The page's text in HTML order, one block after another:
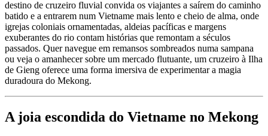
destino de cruzeiro fluvial convida os viajantes a saírem do caminho
batido e a entrarem num Vietname mais lento e cheio de alma, onde
igrejas coloniais ornamentadas, aldeias pacíficas e margens
exuberantes do rio contam histórias que remontam a séculos
passados. Quer navegue em remansos sombreados numa sampana
ou veja o amanhecer sobre um mercado flutuante, um cruzeiro à Ilha
de Gieng oferece uma forma imersiva de experimentar a magia
duradoura do Mekong.
A joia escondida do Vietname no Mekong